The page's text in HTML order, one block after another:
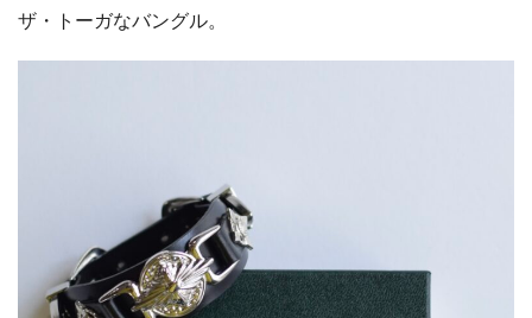
ザ・トーガなバングル。